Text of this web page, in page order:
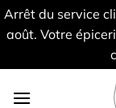
Arrêt du service
août. Votre